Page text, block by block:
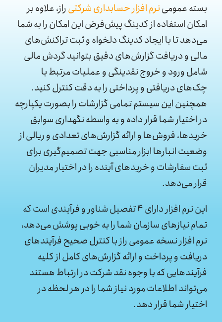
بسته عمومینرم افزار حسابداری شرکتیراز، علاوه بر
امکان استفاده از کدینگ پیش‌فرض این امکان را به شما
می‌دهد تا با ایجاد کدینگ دلخواه و ثبت تراکنش‌های
مالی و دریافت گزارش‌های دقیق بتوانید گردش مالی
شامل ورود و خروج نقدینگی و عملیات مرتبط با
چک‌های دریافتی و پرداختی را به دقت کنترل کنید.
همچنین این سیستم تمامی گزارشات را بصورت یکپارچه
در اختیار شما قرار داده و به واسطه نگهداری سوابق
خریدها، فروش‌ها و ارائه گزارش‌های تعدادی و ریالی از
وضعیت انبارها ابزار مناسبی جهت تصمیم‌گیری برای
ثبت سفارشات و خریدهای آینده را در اختیار مدیران
قرار می‌دهد.
این نرم افزار دارای 4 تفصیل شناور و فرآیندی است که
تمام نیازهای سازمان شما را به خوبی پوشش می‌دهد،
نرم افزار نسخه عمومی راز با کنترل صحیح فرآیندهای
دریافت و پرداخت و ارائه گزارش‌های کامل از کلیه
فرآیندهایی که با وجوه نقد شرکت در ارتباط هستند
می‌تواند اطلاعات مورد نیاز شما را در هر لحظه در
اختیار شما قرار دهد.